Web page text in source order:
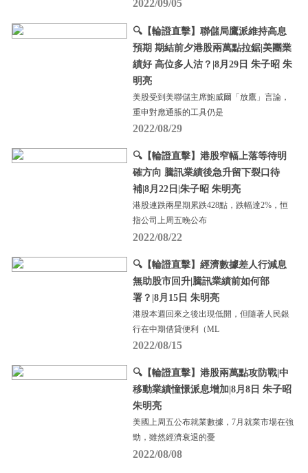
2022/09/05
🔍【輪證直擊】聯儲局鷹派維持高息
預期 期結前夕港股兩萬點拉鋸|美團業
績好 高位多人沽？|8月29日 朱子昭 朱
明亮
美股受到美聯儲主席鮑威爾「放鷹」言論，
重申對應通脹的工具仍是
2022/08/29
🔍【輪證直擊】港股窄幅上落等待明
確方向 騰訊業績後急升留下裂口待
補|8月22日|朱子昭 朱明亮
港股連跌兩星期累跌428點，跌幅達2%，恒
指公司上周五晚公布
2022/08/22
🔍【輪證直擊】經濟數據差人行減息
無助股市回升|騰訊業績前如何部
署？|8月15日 朱明亮
港股本週回來之後出現低開，但隨著人民銀
行在中期借貸便利（ML
2022/08/15
🔍【輪證直擊】港股兩萬點攻防戰|中
移動業績憧憬派息增加|8月8日 朱子昭
朱明亮
美國上周五公布就業數據，7月就業市場在強
勁，雖然經濟衰退的憂
2022/08/08